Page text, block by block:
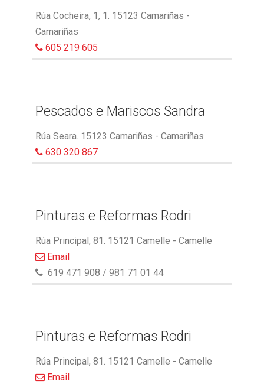
Rúa Cocheira, 1, 1. 15123 Camariñas -
Camariñas
605 219 605
Pescados e Mariscos Sandra
Rúa Seara. 15123 Camariñas - Camariñas
630 320 867
Pinturas e Reformas Rodri
Rúa Principal, 81. 15121 Camelle - Camelle
Email
619 471 908 / 981 71 01 44
Pinturas e Reformas Rodri
Rúa Principal, 81. 15121 Camelle - Camelle
Email